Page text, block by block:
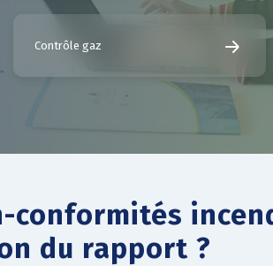
Contrôle gaz
conformités
du rapport ?